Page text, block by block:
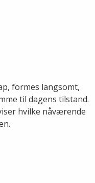
formes langsomt,
til dagens tilstand.
hvilke nåværende